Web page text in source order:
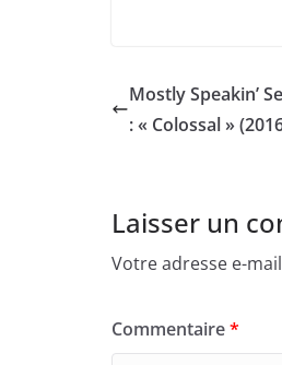
Mostly Speakin’
: « Colossal »
Laisser un
Votre adresse e-
Commentaire*